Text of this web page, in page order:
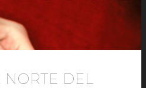
NORTE DEL